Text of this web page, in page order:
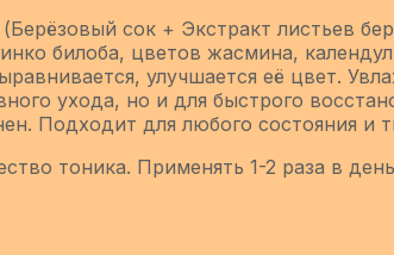
сок + Экстракт листьев
билоба, цветов жасмина,
улучшается её цвет.
ухода, но и для быстрого
Подходит для любого состояния и
тоника. Применять 1-2 раза в